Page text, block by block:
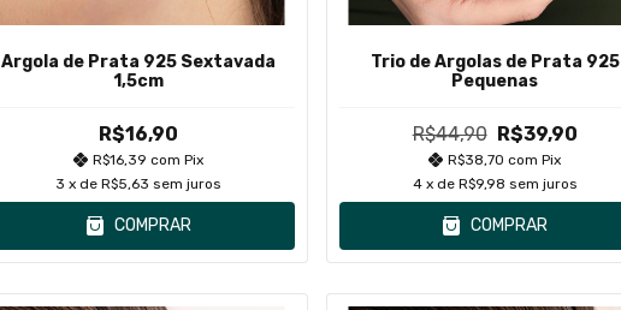
Argola de Prata 925 Sextavada
1,5cm
R$16,90
R$16,39 com Pix
3 x de R$5,63 sem juros
COMPRAR
Trio de Argolas de Prata 925
Pequenas
R$44,90 R$39,90
R$38,70com Pix
4 x de R$9,98 sem juros
COMPRAR